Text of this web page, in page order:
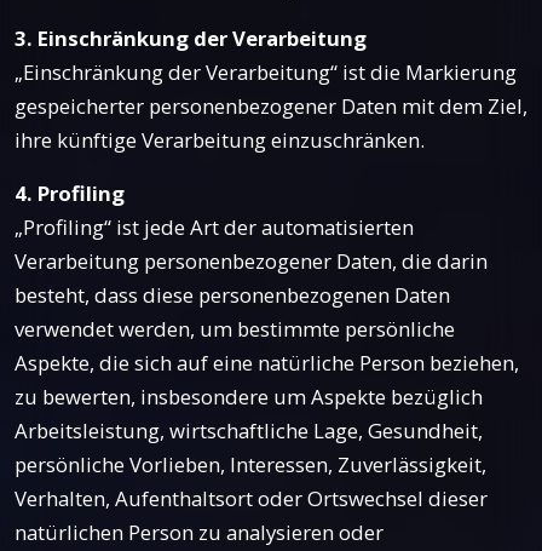
3. Einschränkung der Verarbeitung
„Einschränkung der Verarbeitung“ ist die Markierung
gespeicherter personenbezogener Daten mit dem Ziel,
ihre künftige Verarbeitung einzuschränken.
4. Profiling
„Profiling“ ist jede Art der automatisierten
Verarbeitung personenbezogener Daten, die darin
besteht, dass diese personenbezogenen Daten
verwendet werden, um bestimmte persönliche
Aspekte, die sich auf eine natürliche Person beziehen,
zu bewerten, insbesondere um Aspekte bezüglich
Arbeitsleistung, wirtschaftliche Lage, Gesundheit,
persönliche Vorlieben, Interessen, Zuverlässigkeit,
Verhalten, Aufenthaltsort oder Ortswechsel dieser
natürlichen Person zu analysieren oder